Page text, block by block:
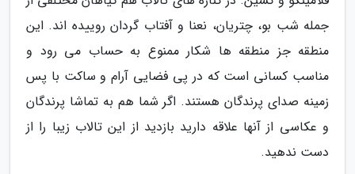
جمله شب بو، چتریان، نعنا و آفتاب گردان روییده اند. این
منطقه جز منطقه ها شکار ممنوع به حساب می رود و
مناسب کسانی است که در پی فضایی آرام و ساکت با پس
زمینه صدای پرندگان هستند. اگر شما هم به تماشا پرندگان
و عکاسی از آنها علاقه دارید بازدید از این تالاب زیبا را از
دست ندهید.